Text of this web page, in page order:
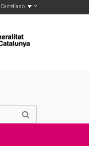
Castellano